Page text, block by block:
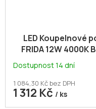
LED Koupelnové
FRIDA 12W 4000K
Dostupnost 14 dní
1 084,30 Kč bez DPH
1 312 Kč / ks